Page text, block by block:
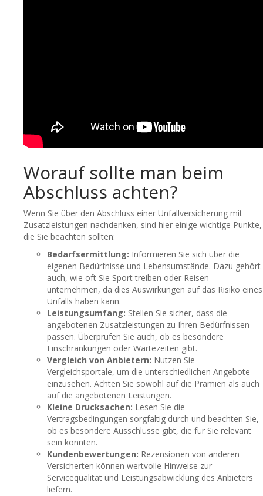
Worauf sollte man beim
Abschluss achten?
Wenn Sie über den Abschluss einer Unfallversicherung mit
Zusatzleistungen nachdenken, sind hier einige wichtige Punkte,
die Sie beachten sollten:
Bedarfsermittlung: Informieren Sie sich über die
eigenen Bedürfnisse und Lebensumstände. Dazu gehört
auch, wie oft Sie Sport treiben oder Reisen
unternehmen, da dies Auswirkungen auf das Risiko eines
Unfalls haben kann.
Leistungsumfang: Stellen Sie sicher, dass die
angebotenen Zusatzleistungen zu Ihren Bedürfnissen
passen. Überprüfen Sie auch, ob es besondere
Einschränkungen oder Wartezeiten gibt.
Vergleich von Anbietern: Nutzen Sie
Vergleichsportale, um die unterschiedlichen Angebote
einzusehen. Achten Sie sowohl auf die Prämien als auch
auf die angebotenen Leistungen.
Kleine Drucksachen: Lesen Sie die
Vertragsbedingungen sorgfältig durch und beachten Sie,
ob es besondere Ausschlüsse gibt, die für Sie relevant
sein könnten.
Kundenbewertungen: Rezensionen von anderen
Versicherten können wertvolle Hinweise zur
Servicequalität und Leistungsabwicklung des Anbieters
liefern.